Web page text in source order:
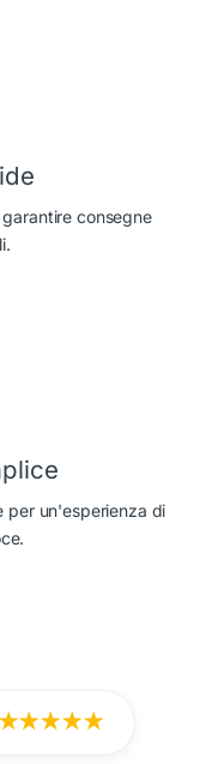
consegne
per un'esperienza di
★★★★★